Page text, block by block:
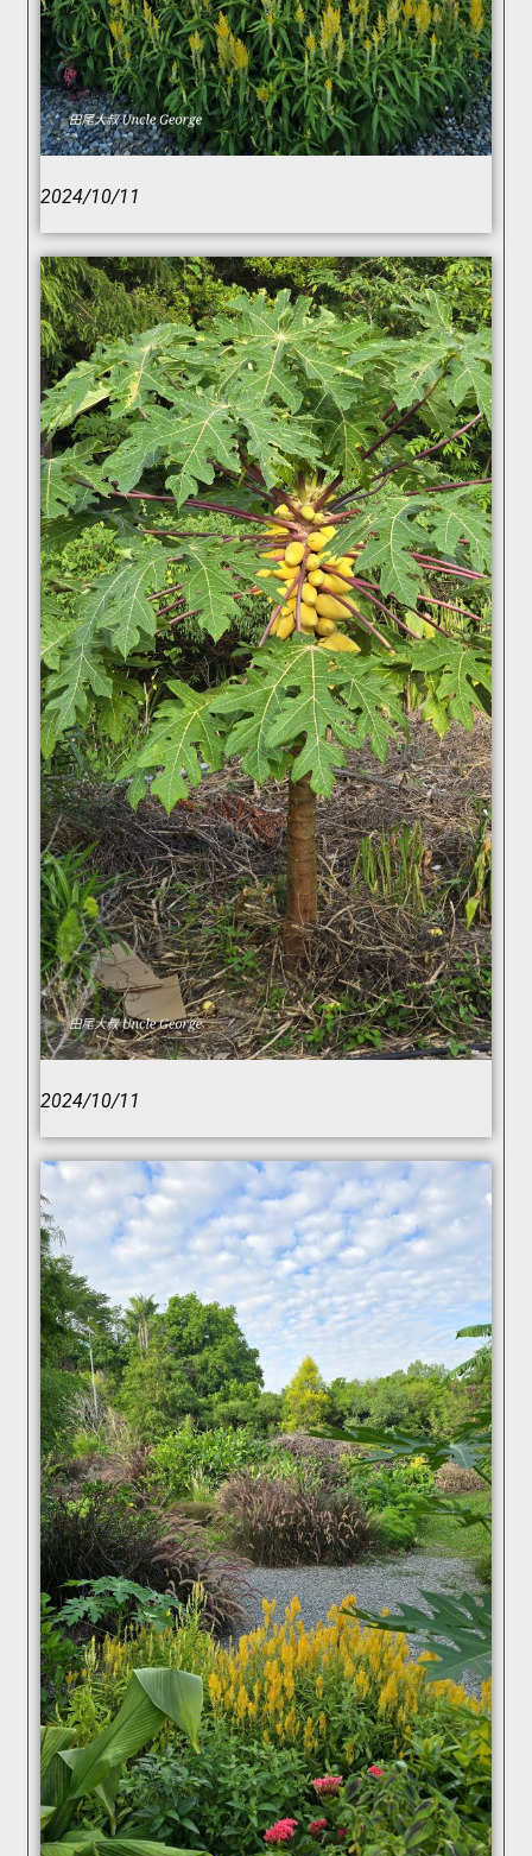
2024/10/11
2024/10/11